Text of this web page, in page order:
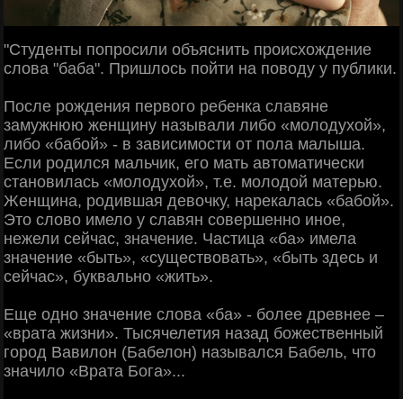
"Студенты попросили объяснить происхождение
слова "баба". Пришлось пойти на поводу у публики.
После рождения первого ребенка славяне
замужнюю женщину называли либо «молодухой»,
либо «бабой» - в зависимости от пола малыша.
Если родился мальчик, его мать автоматически
становилась «молодухой», т.е. молодой матерью.
Женщина, родившая девочку, нарекалась «бабой».
Это слово имело у славян совершенно иное,
нежели сейчас, значение. Частица «ба» имела
значение «быть», «существовать», «быть здесь и
сейчас», буквально «жить».
Еще одно значение слова «ба» - более древнее –
«врата жизни». Тысячелетия назад божественный
город Вавилон (Бабелон) назывался Бабель, что
значило «Врата Бога»...